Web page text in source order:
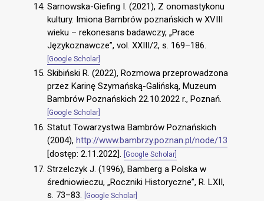
Sarnowska-Giefing I. (2021), Z onomastykonu
kultury. Imiona Bambrów poznańskich w XVIII
wieku – rekonesans badawczy, „Prace
Językoznawcze”, vol. XXIII/2, s. 169–186.
[Google Scholar]
Skibiński R. (2022), Rozmowa przeprowadzona
przez Karinę Szymańską-Galińską, Muzeum
Bambrów Poznańskich 22.10.2022 r., Poznań.
[Google Scholar]
Statut Towarzystwa Bambrów Poznańskich
(2004), http://www.bambrzy.poznan.pl/node/13
[dostęp: 2.11.2022].
[Google Scholar]
Strzelczyk J. (1996), Bamberg a Polska w
średniowieczu, „Roczniki Historyczne”, R. LXII,
s. 73–83.
[Google Scholar]